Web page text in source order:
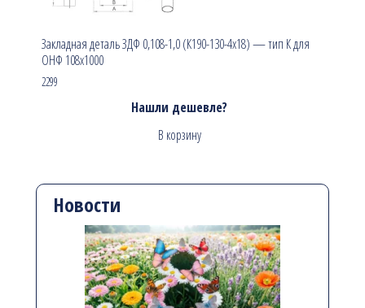
Закладная деталь ЗДФ 0,108-1,0 (К190-130-4х18) — тип К для
ОНФ 108х1000
2299
Нашли дешевле?
В корзину
Новости